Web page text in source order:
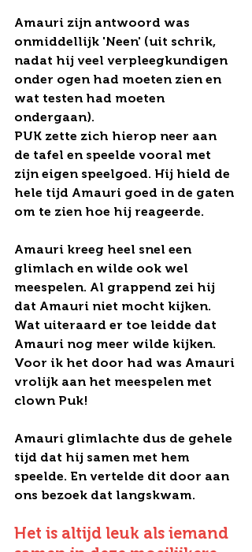
Amauri zijn antwoord was
onmiddellijk 'Neen' (uit schrik,
nadat hij veel verpleegkundigen
onder ogen had moeten zien en
wat testen had moeten
ondergaan).
PUK zette zich hierop neer aan
de tafel en speelde vooral met
zijn eigen speelgoed. Hij hield de
hele tijd Amauri goed in de gaten
om te zien hoe hij reageerde.
Amauri kreeg heel snel een
glimlach en wilde ook wel
meespelen. Al grappend zei hij
dat Amauri niet mocht kijken.
Wat uiteraard er toe leidde dat
Amauri nog meer wilde kijken.
Voor ik het door had was Amauri
vrolijk aan het meespelen met
clown Puk!
Amauri glimlachte dus de gehele
tijd dat hij samen met hem
speelde. En vertelde dit door aan
ons bezoek dat langskwam.
Het is altijd leuk als iemand